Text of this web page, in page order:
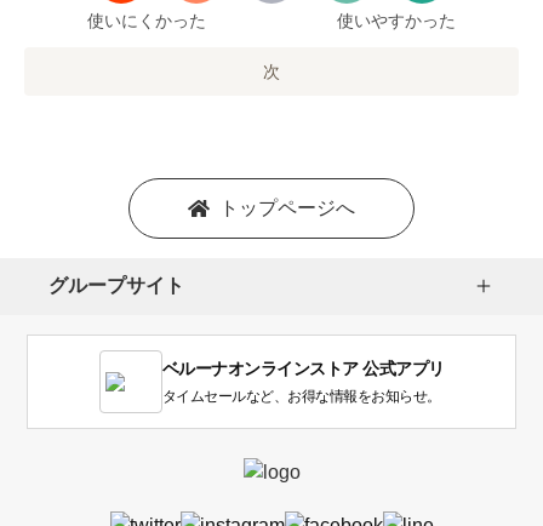
い
使いにくかった 使いやすかった
次
トップページへ
グループサイト
ベルーナオンラインストア 公式アプリ
タイムセールなど、お得な情報をお知らせ。